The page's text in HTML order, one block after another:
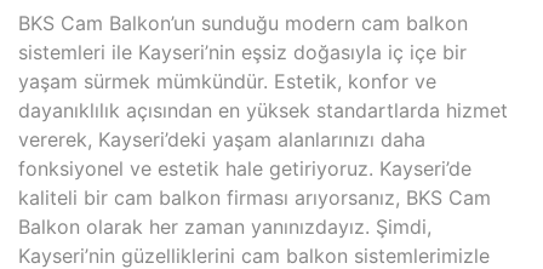
BKS Cam Balkon’un sunduğu modern cam balkon
sistemleri ile Kayseri’nin eşsiz doğasıyla iç içe bir
yaşam sürmek mümkündür. Estetik, konfor ve
dayanıklılık açısından en yüksek standartlarda hizmet
vererek, Kayseri’deki yaşam alanlarınızı daha
fonksiyonel ve estetik hale getiriyoruz. Kayseri’de
kaliteli bir cam balkon firması arıyorsanız, BKS Cam
Balkon olarak her zaman yanınızdayız. Şimdi,
Kayseri’nin güzelliklerini cam balkon sistemlerimizle